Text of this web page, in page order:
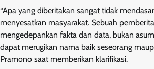
“Apa yang diberitakan sangat tidak
menyesatkan masyarakat. Sebuah
mengedepankan fakta dan data, bukan
dapat merugikan nama baik seseorang
Pramono saat memberikan klarifikasi.